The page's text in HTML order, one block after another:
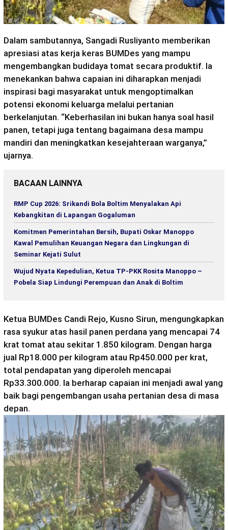
Dalam sambutannya, Sangadi Rusliyanto memberikan
apresiasi atas kerja keras BUMDes yang mampu
mengembangkan budidaya tomat secara produktif. Ia
menekankan bahwa capaian ini diharapkan menjadi
inspirasi bagi masyarakat untuk mengoptimalkan
potensi ekonomi keluarga melalui pertanian
berkelanjutan. “Keberhasilan ini bukan hanya soal hasil
panen, tetapi juga tentang bagaimana desa mampu
mandiri dan meningkatkan kesejahteraan warganya,”
ujarnya.
BACAAN LAINNYA
RMP Cup 2026: Srikandi Bola Boltim Menyalakan Api
Kebangkitan di Lapangan Gogaluman
Komitmen Pemerintahan Bersih, Bupati Oskar Manoppo
Kawal Pemulihan Keuangan Negara dan Lingkungan di
Seminar Kejati Sulut
Wujud Nyata Kepedulian, Ketua TP-PKK Rosita Manoppo –
Pobela Siap Lindungi Perempuan dan Anak di Boltim
Ketua BUMDes Candi Rejo, Kusno Sirun, mengungkapkan
rasa syukur atas hasil panen perdana yang mencapai 74
krat tomat atau sekitar 1.850 kilogram. Dengan harga
jual Rp18.000 per kilogram atau Rp450.000 per krat,
total pendapatan yang diperoleh mencapai
Rp33.300.000. Ia berharap capaian ini menjadi awal yang
baik bagi pengembangan usaha pertanian desa di masa
depan.